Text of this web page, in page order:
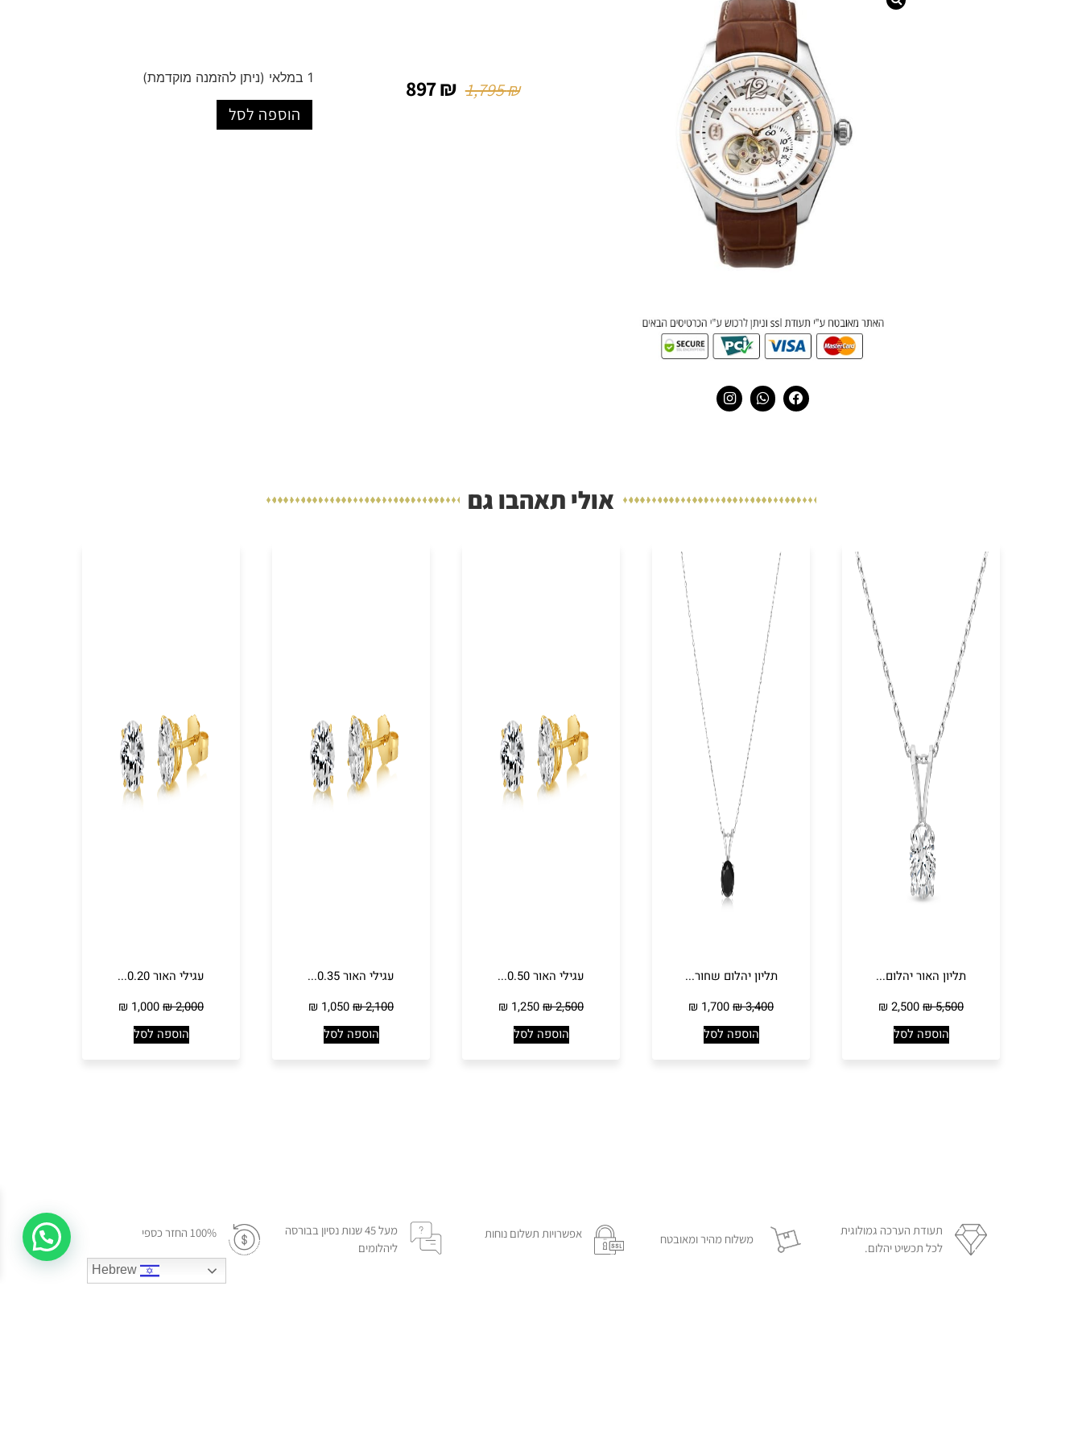
1,795₪
897₪ 1 במלאי (ניתן להזמנה מוקדמת)
הוספה לסל
אולי תאהבו גם
תליון האור יהלום...
5,500
₪
2,500
₪
הוספה לסל
תליון יהלום שחור...
3,400
₪
1,700
₪
הוספה לסל
עגילי האור 0.50...
2,500
₪
1,250
₪
הוספה לסל
עגילי האור 0.35...
2,100
₪
1,050
₪
הוספה לסל
עגילי האור 0.20...
2,000
₪
1,000
₪
הוספה לסל
תעודת הערכה גמולוגית
לכל תכשיט יהלום.
משלוח מהיר ומאובטח אפשרויות תשלום נוחות
מעל 45 שנות נסיון בבורסה
ליהלומים
100% החזר כספי
Hebrew